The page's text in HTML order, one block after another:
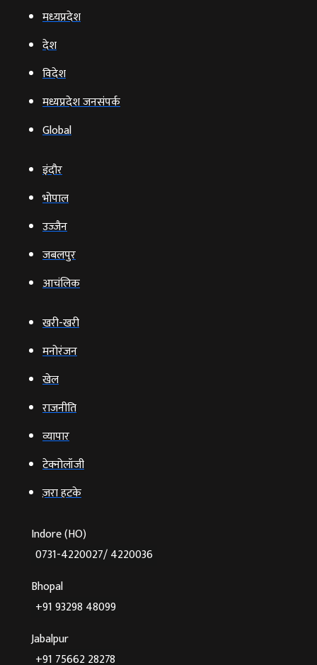
मध्‍यप्रदेश
देश
विदेश
मध्यप्रदेश जनसंपर्क
Global
इंदौर
भोपाल
उज्‍जैन
जबलपुर
आचंलिक
खरी-खरी
मनोरंजन
खेल
राजनीति
व्‍यापार
टेक्‍नोलॉजी
ज़रा हटके
Indore (HO)
0731-4220027/ 4220036
Bhopal
+91 93298 48099
Jabalpur
+91 75662 28278